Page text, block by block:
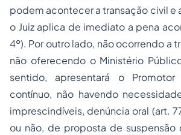
podem acontecer a transação civil e
o Juiz aplica de imediato a pena
4º). Por outro lado, não ocorrendo a
não oferecendo o Ministério
sentido, apresentará o
contínuo, não havendo
imprescindíveis, denúncia oral (art.
ou não, de proposta de suspensão